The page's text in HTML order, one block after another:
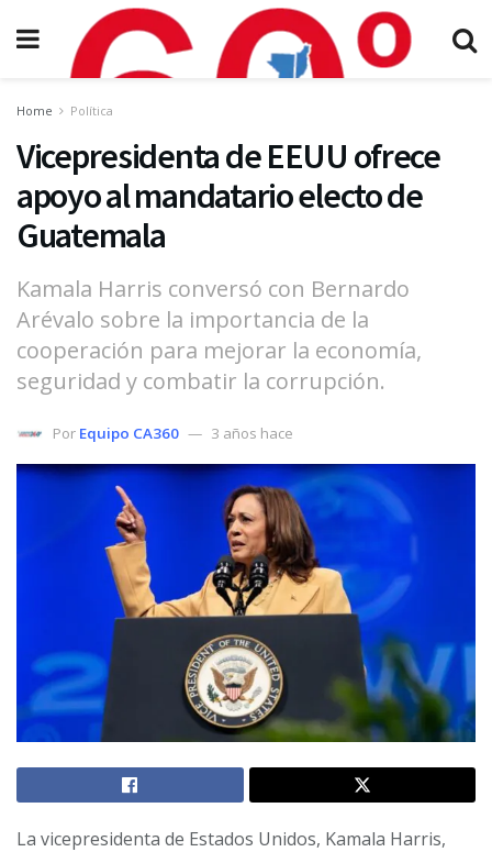
Home Política
Vicepresidenta de EEUU ofrece
apoyo al mandatario electo de
Guatemala
Kamala Harris conversó con Bernardo
Arévalo sobre la importancia de la
cooperación para mejorar la economía,
seguridad y combatir la corrupción.
Por Equipo CA360 3 años hace
La vicepresidenta de Estados Unidos, Kamala Harris,